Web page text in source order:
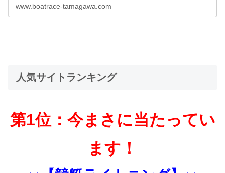
www.boatrace-tamagawa.com
人気サイトランキング
第1位：今まさに当たってい
ます！